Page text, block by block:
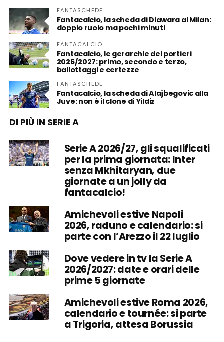
FANTASCHEDE
Fantacalcio, la scheda di Diawara al Milan:
doppio ruolo ma pochi minuti
FANTACALCIO
Fantacalcio, le gerarchie dei portieri
2026/2027: primo, secondo e terzo,
ballottaggi e certezze
FANTASCHEDE
Fantacalcio, la scheda di Alajbegovic alla
Juve: non è il clone di Yildiz
DI PIÙ IN SERIE A
Serie A 2026/27, gli squalificati
per la prima giornata: Inter
senza Mkhitaryan, due
giornate a un jolly da
fantacalcio!
Amichevoli estive Napoli
2026, raduno e calendario: si
parte con l’Arezzo il 22 luglio
Dove vedere in tv la Serie A
2026/2027: date e orari delle
prime 5 giornate
Amichevoli estive Roma 2026,
calendario e tournée: si parte
a Trigoria, attesa Borussia